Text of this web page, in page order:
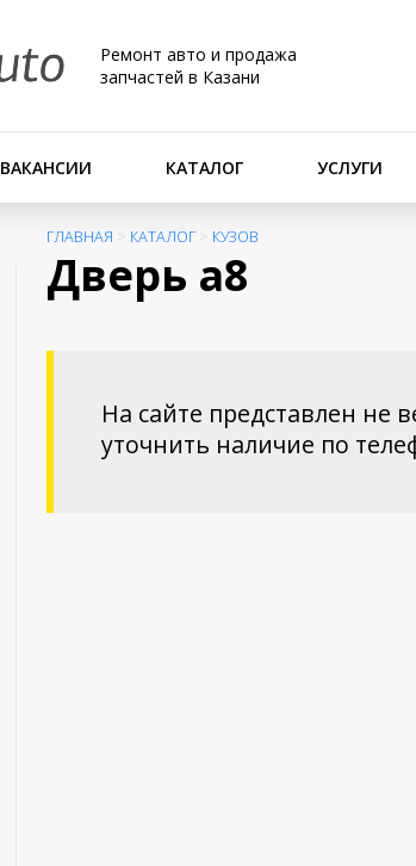
Ремонт авто и продажа
запчастей в Казани
ВАКАНСИИ КАТАЛОГ УСЛУГИ
ГЛАВНАЯ > КАТАЛОГ> КУЗОВ
Дверь a8
На сайте представлен не
уточнить наличие по